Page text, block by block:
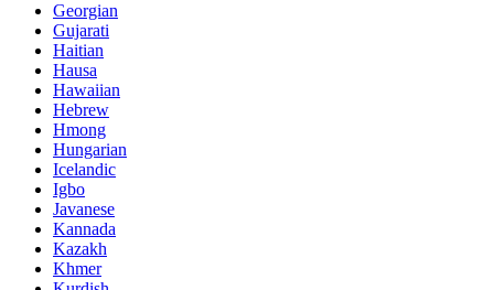
Georgian
Gujarati
Haitian
Hausa
Hawaiian
Hebrew
Hmong
Hungarian
Icelandic
Igbo
Javanese
Kannada
Kazakh
Khmer